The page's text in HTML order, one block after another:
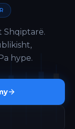
Shqiptarë.
hype.